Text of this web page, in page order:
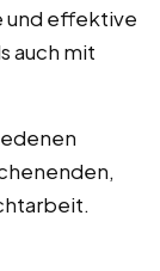
und effektive
auch mit